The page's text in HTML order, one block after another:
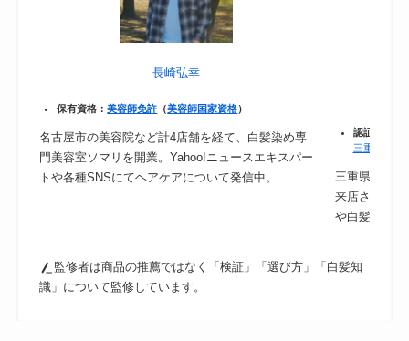
長崎弘幸
保有資格：美容師免許 （美容師国家資格）
名古屋市の美容院など計4店舗を経て、白髪染め専
門美容室ソマリを開業。Yahoo!ニュースエキスパー
トや各種SNSにてヘアケアについて発信中。
認証：
三重県｜食
三重県津市
来店される
や白髪ケア
監修者は商品の推薦ではなく「検証」「選び方」「白髪知
識」について監修しています。